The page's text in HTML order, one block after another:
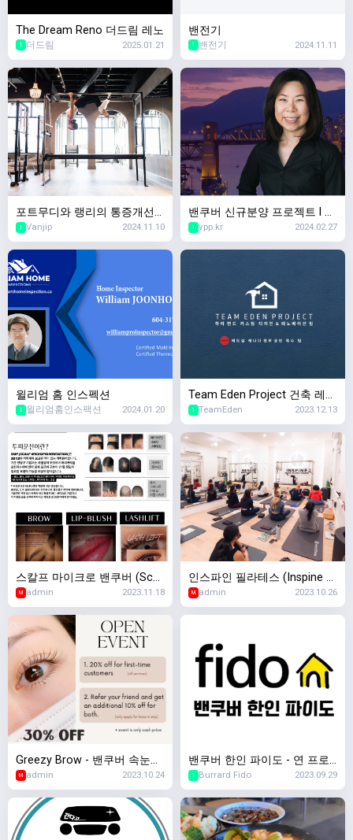
The Dream Reno 더드림 레노
1 더드림 2025.01.21
밴전기
1 밴전기 2024.11.11
포트무디와 랭리의 통증개선
필라테스 핫스팟 – MK Move
ment Co.로 초대합니다!
1 Vanjip 2024.11.10
밴쿠버 신규분양 프로젝트 l 리
얼터 유니스 리
1 vpp.kr 2024.02.27
윌리엄 홈 인스펙션
2 윌리엄홈인스팩션 2024.01.20
Team Eden Project 건축 레노
베이션 인테리어 디자인
1 TeamEden 2023.12.13
스칼프 마이크로 밴쿠버 (Scal
p Micro Vancouver) - 두피문
신 / 반영구
M admin 2023.11.18
인스파인 필라테스 (Inspine Pi
lates)
M admin 2023.10.26
Greezy Brow - 밴쿠버 속눈썹,
눈썹반영구, 두피문신 전문
M admin 2023.10.24
밴쿠버 한인 파이도 - 연 프로
모션 진행중
1 Burrard Fido 2023.09.29